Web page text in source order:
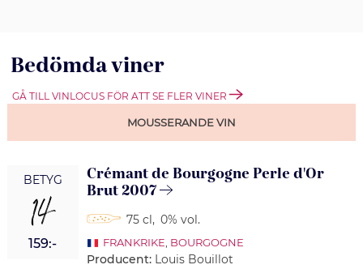
Bedömda viner
GÅ TILL VINLOCUS FÖR ATT SE FLER VINER
MOUSSERANDE VIN
BETYG
14
159:-
Crémant de Bourgogne Perle d'Or
Brut 2007
75 cl, 0% vol.
FRANKRIKE BOURGOGNE
Producent: Louis Bouillot